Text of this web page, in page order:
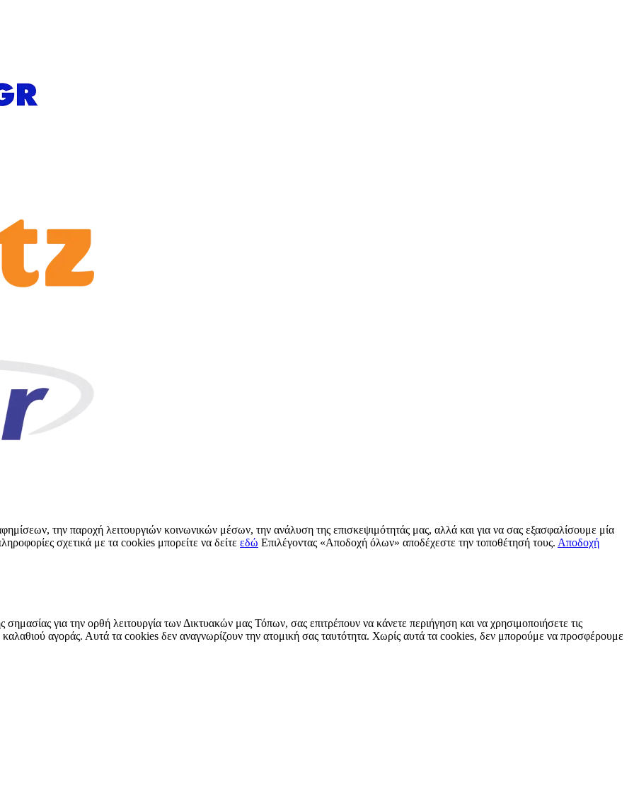
την παροχή λειτουργιών κοινωνικών μέσων, την ανάλυση της επισκεψιμότητάς μας, αλλά και για να σας εξασφαλίσουμε μία
σχετικά με τα cookies μπορείτε να δείτε εδώ Επιλέγοντας «Αποδοχή όλων» αποδέχεστε την τοποθέτησή τους. Αποδοχή
για την ορθή λειτουργία των Δικτυακών μας Τόπων, σας επιτρέπουν να κάνετε περιήγηση και να χρησιμοποιήσετε τις
αγοράς. Αυτά τα cookies δεν αναγνωρίζουν την ατομική σας ταυτότητα. Χωρίς αυτά τα cookies, δεν μπορούμε να προσφέρουμε